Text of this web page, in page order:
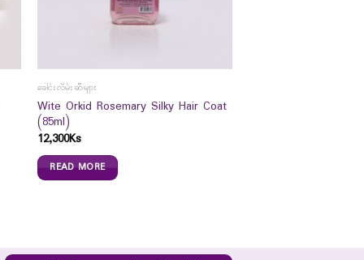
ခေါင်းလိမ်းဆီများ
Wite Orkid Rosemary Silky Hair Coat
(85ml)
12,300Ks
READ MORE